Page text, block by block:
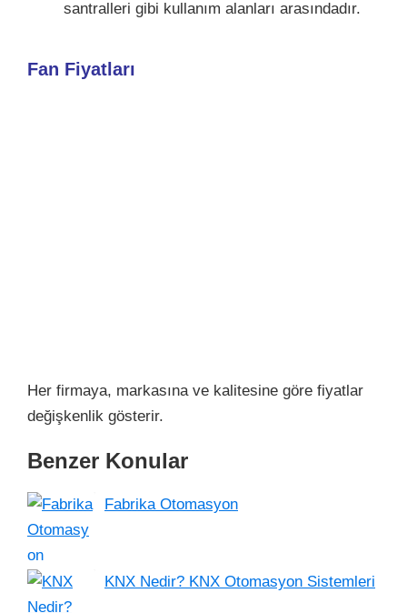
santralleri gibi kullanım alanları arasındadır.
Fan Fiyatları
Her firmaya, markasına ve kalitesine göre fiyatlar
değişkenlik gösterir.
Benzer Konular
Fabrika Otomasyon
KNX Nedir? KNX Otomasyon Sistemleri